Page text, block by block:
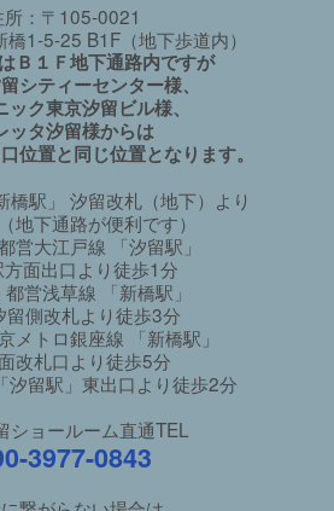
所：〒105-0021
1-5-25 B1F（地下歩道内）
Ｂ１Ｆ地下通路内ですが
シティーセンター様、
ック東京汐留ビル様、
ッタ汐留様からは
位置と同じ位置となります。
橋駅」 汐留改札（地下）より
地下通路が便利です）
営大江戸線 「汐留駅」
方面出口より徒歩1分
営浅草線 「新橋駅」
留側改札より徒歩3分
メトロ銀座線 「新橋駅」
改札口より徒歩5分
汐留駅」東出口より徒歩2分
ショールーム直通TEL
3977-0843